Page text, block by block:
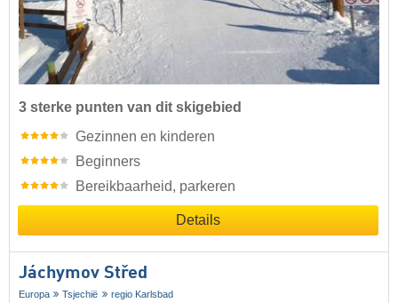
3 sterke punten van dit skigebied
Gezinnen en kinderen
Beginners
Bereikbaarheid, parkeren
Details
Jáchymov Střed
Europa Tsjechië regio Karlsbad